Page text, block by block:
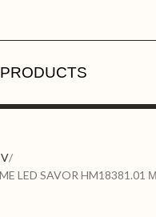
PRODUCTS
LED SAVOR HM18381.01